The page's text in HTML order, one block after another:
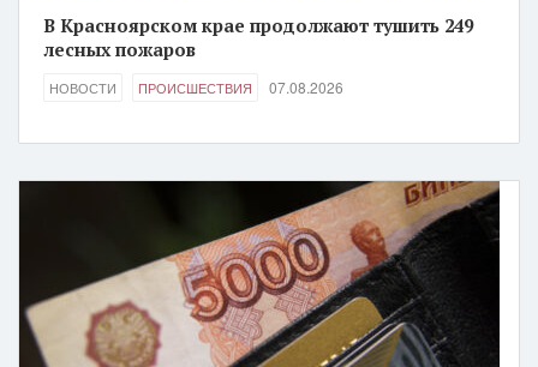
В Красноярском крае продолжают тушить 249
лесных пожаров
НОВОСТИ ПРОИСШЕСТВИЯ 07.08.2026